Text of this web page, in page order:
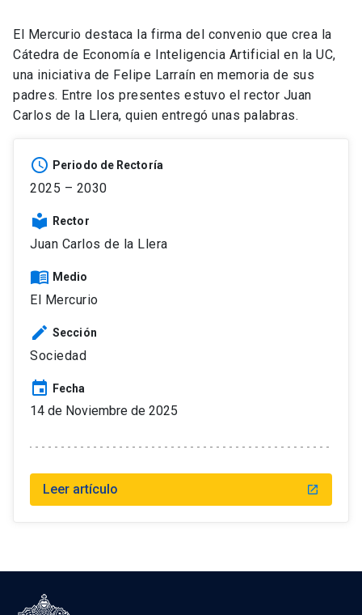
El Mercurio destaca la firma del convenio que crea la
Cátedra de Economía e Inteligencia Artificial en la UC,
una iniciativa de Felipe Larraín en memoria de sus
padres. Entre los presentes estuvo el rector Juan
Carlos de la Llera, quien entregó unas palabras.
schedule Periodo de Rectoría
2025 – 2030
local_library Rector
Juan Carlos de la Llera
menu_book Medio
El Mercurio
edit Sección
Sociedad
event Fecha
14 de Noviembre de 2025
Leer artículo launch